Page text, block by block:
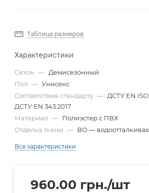
Таблица размеров
Характеристики
Сезон — Демисезонный
Пол — Унисекс
Соответствие стандарту — ДСТУ EN ISO
ДСТУ EN 343:2017
Материал — Полиэстер с ПВХ
Отделка ткани — ВО —
Все характеристики
960.00 грн./шт